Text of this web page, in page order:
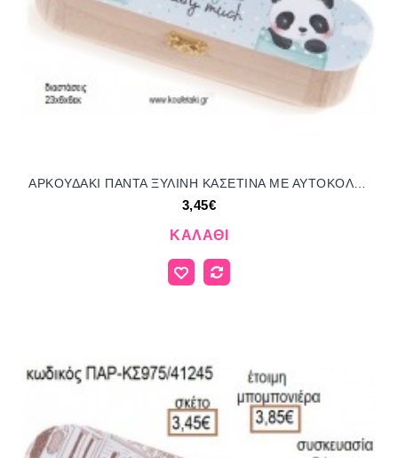
ΑΡΚΟΥΔΑΚΙ ΠΑΝΤΑ ΞΥΛΙΝΗ ΚΑΣΕΤΙΝΑ ΜΕ ΑΥΤΟΚΟΛΛΗΤΟ για μπομπονιέρες - δώρα πάρτυ - εορτών - γέννησης - γούρια - φτιάξτο μόνος σου ΠΑΡ-ΚΣ955/41245 3.45€!!!
3,45€
ΚΑΛΆΘΙ